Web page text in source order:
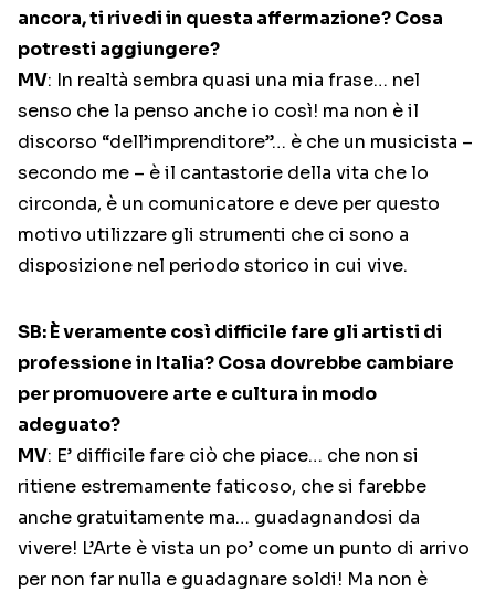
ancora, ti rivedi in questa affermazione? Cosa
potresti aggiungere?
MV: In realtà sembra quasi una mia frase… nel
senso che la penso anche io così! ma non è il
discorso “dell’imprenditore”… è che un musicista –
secondo me – è il cantastorie della vita che lo
circonda, è un comunicatore e deve per questo
motivo utilizzare gli strumenti che ci sono a
disposizione nel periodo storico in cui vive.
SB: È veramente così difficile fare gli artisti di
professione in Italia? Cosa dovrebbe cambiare
per promuovere arte e cultura in modo
adeguato?
MV: E’ difficile fare ciò che piace… che non si
ritiene estremamente faticoso, che si farebbe
anche gratuitamente ma… guadagnandosi da
vivere! L’Arte è vista un po’ come un punto di arrivo
per non far nulla e guadagnare soldi! Ma non è